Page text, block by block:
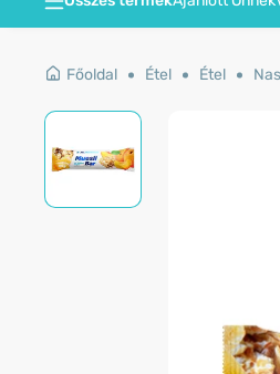
Főoldal Étel Étel